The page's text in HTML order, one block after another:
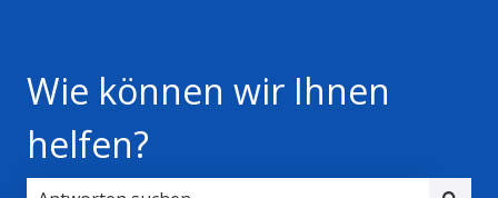
Wie können wir Ihnen
helfen?